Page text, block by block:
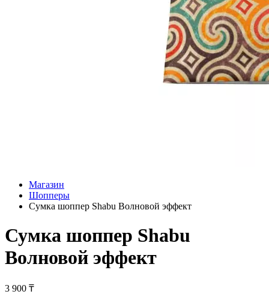
Магазин
Шопперы
Сумка шоппер Shabu Волновой эффект
Сумка шоппер Shabu
Волновой эффект
3 900 ₸